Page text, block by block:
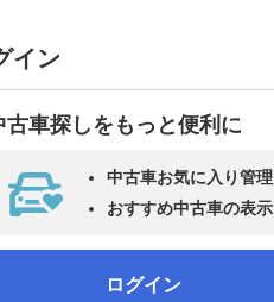
イン
古車探しをもっと便利に
中古車お気に入り管理
おすすめ中古車の表示
ログイン